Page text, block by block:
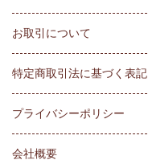
お取引について
特定商取引法に基づく表記
プライバシーポリシー
会社概要